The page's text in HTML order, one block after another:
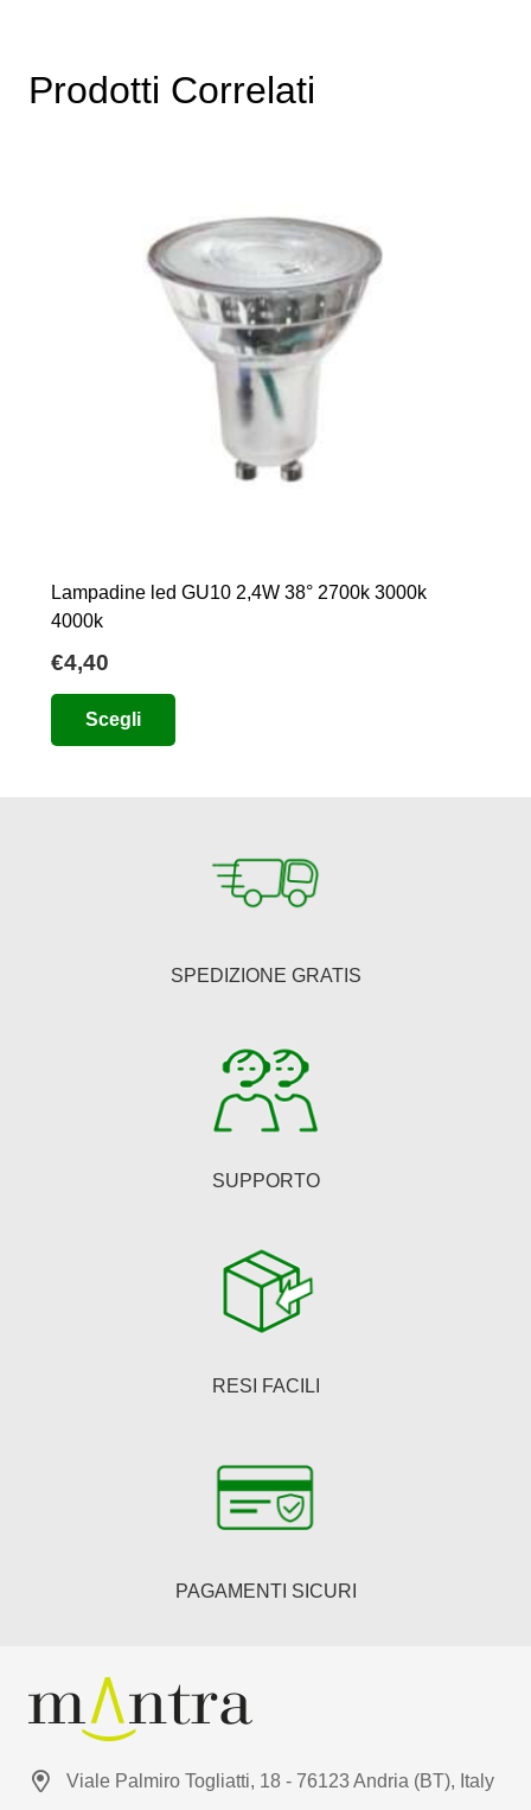
Prodotti Correlati
Lampadine led GU10 2,4W 38° 2700k 3000k
4000k
€4,40
Scegli
opzioni
pagina
prodotto
SPEDIZIONE GRATIS
SUPPORTO
RESI FACILI
PAGAMENTI SICURI
Viale Palmiro Togliatti, 18 - 76123 Andria (BT), Italy